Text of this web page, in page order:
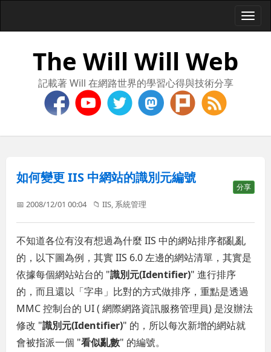
The Will Will Web
記載著 Will 在網路世界的學習心得與技術分享
如何變更 IIS 中網站的識別元編號
分享
📅 2008/12/01 00:04 📁IIS 系統管理
不知道各位有沒有想過為什麼 IIS 中的網站排序都亂亂
的，以下圖為例，其實 IIS 6.0 左邊的網站清單，其實是
依據每個網站站台的 "識別元(Identifier)" 進行排序
的，而且還以「字串」比對的方式做排序，重點是透過
MMC 控制台的 UI ( 網際網路資訊服務管理員) 是沒辦法
修改 "識別元(Identifier)" 的，所以每次新增的網站就
會被指派一個 "看似亂數" 的編號。